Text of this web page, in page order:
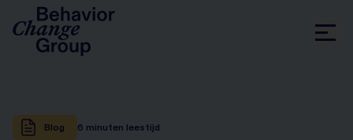
Blog 6 minuten leestijd